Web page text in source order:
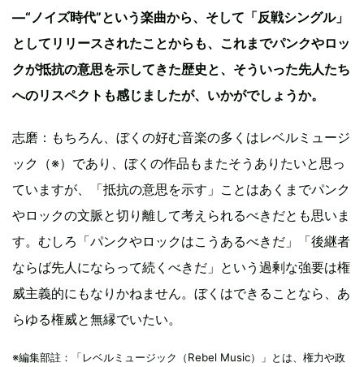
—“ノイズ時代”という楽曲から、そして「反戦シングル」
としてリリースされたことからも、これまでパンクやロッ
クが抵抗の意思を示してきた歴史と、そういった先人たち
へのリスペクトも感じましたが、いかがでしょうか。
志磨：もちろん、ぼくの好む音楽の多くはレベルミュージ
ック（※）であり、ぼくの作品もまたそうありたいと思っ
ていますが、「抵抗の意思を示す」ことはあくまでパンク
やロックの文脈と切り離して考えられるべきだとも思いま
す。むしろ「パンクやロックはこうあるべきだ」「後継者
ならば先人にならって続くべきだ」という過剰な強要は権
威主義的にもなりかねません。ぼくはできることなら、あ
らゆる権威と無縁でいたい。
※編集部註：「レベルミュージック（Rebel Music）」とは、権力や政